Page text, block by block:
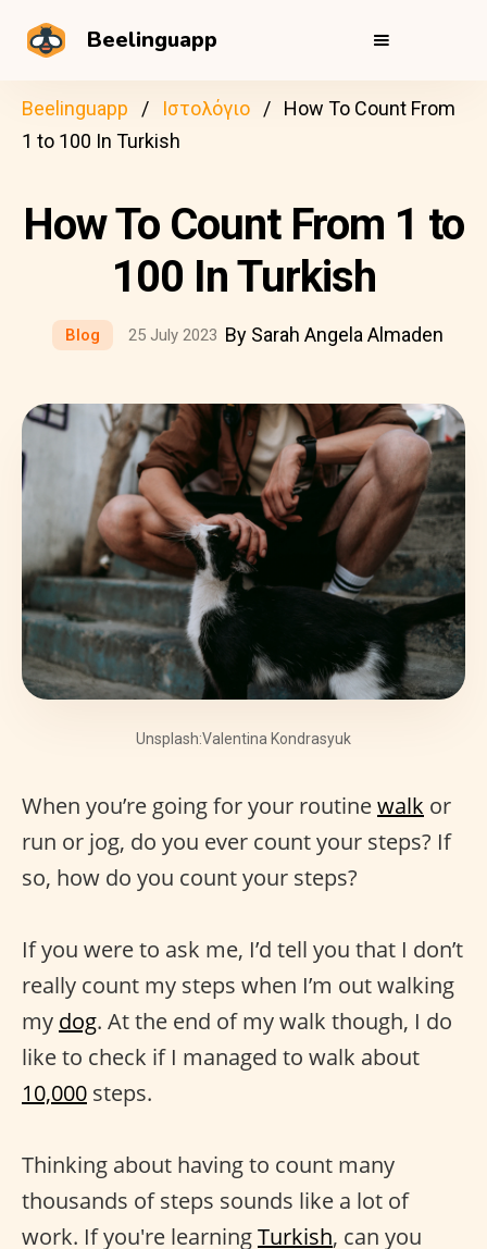
Beelinguapp
Beelinguapp Ιστολόγιο
How To Count From
1 to 100 In Turkish
How To Count From 1 to
100 In Turkish
Blog 25 July 2023 By Sarah Angela Almaden
Unsplash:Valentina Kondrasyuk
When you’re going for your routinewalk or
run or jog, do you ever count your steps? If
so, how do you count your steps?
If you were to ask me, I’d tell you that I don’t
really count my steps when I’m out walking
my dog. At the end of my walk though, I do
like to check if I managed to walk about
10,000 steps.
Thinking about having to count many
thousands of steps sounds like a lot of
work. If you're learningTurkish, can you